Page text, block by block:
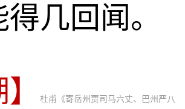
几回闻。
杜甫《寄岳州贾司马六丈、巴州严八